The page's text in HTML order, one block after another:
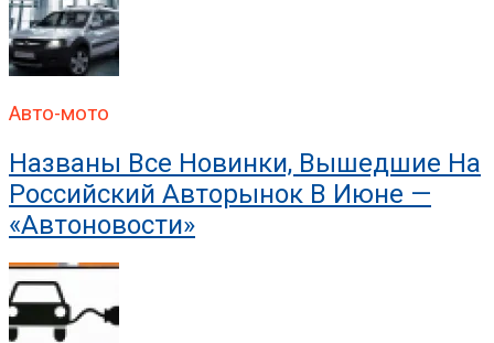
Авто-мото
Названы Все Новинки, Вышедшие На
Российский Авторынок В Июне —
«Автоновости»